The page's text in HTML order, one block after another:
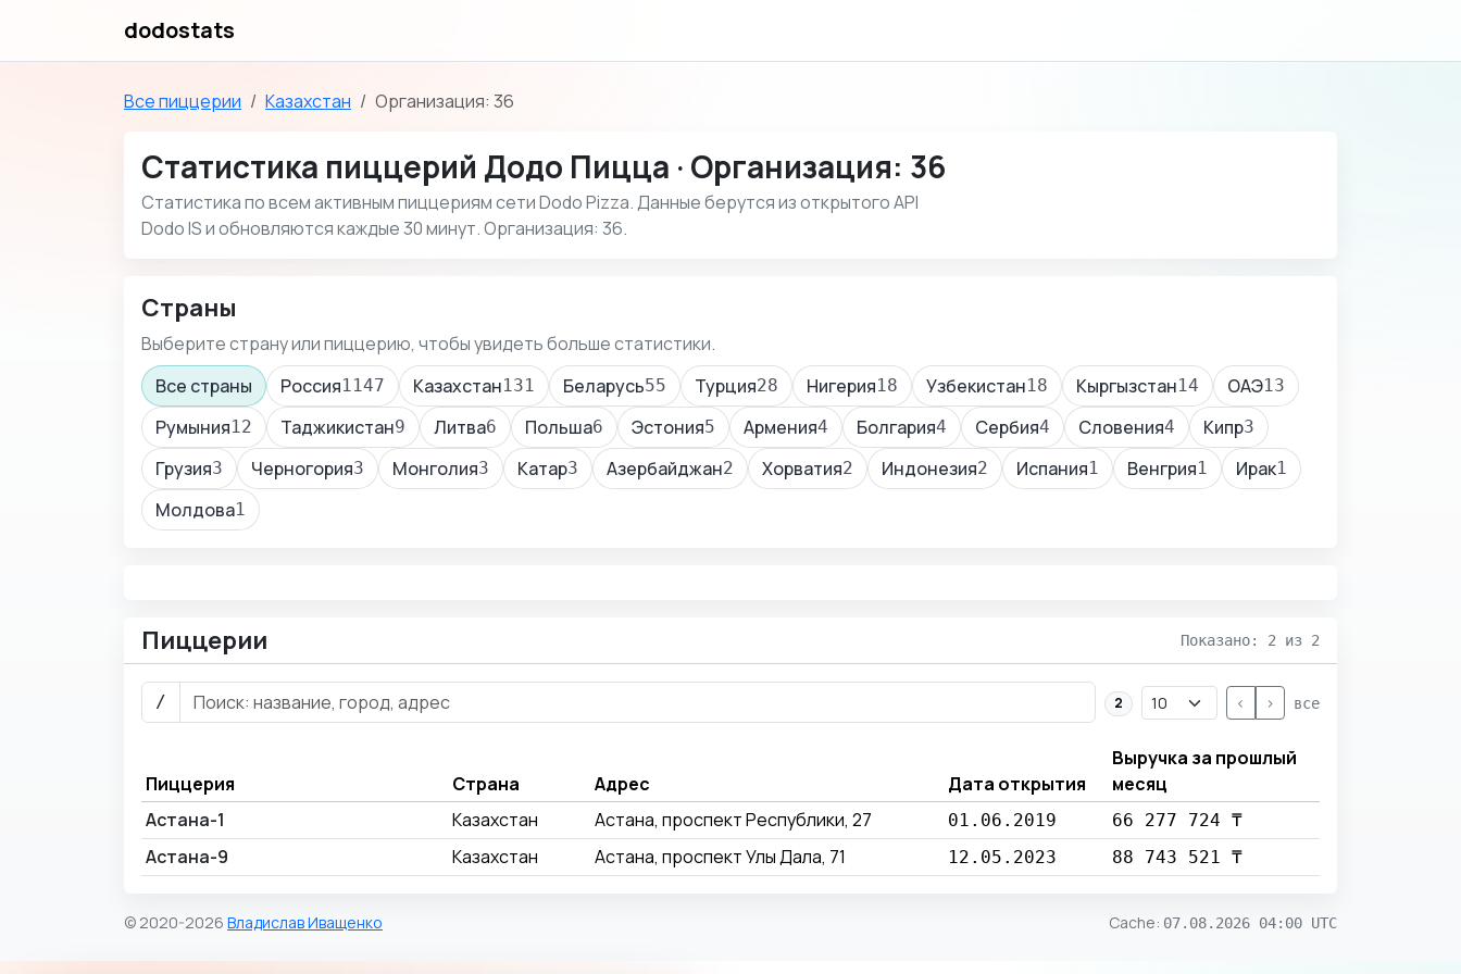
dodostats
Все пиццерии Казахстан Организация: 36
Статистика пиццерий Додо Пицца · Организация: 36
Статистика по всем активным пиццериям сети Dodo Pizza. Данные берутся из открытого API
Dodo IS и обновляются каждые 30 минут. Организация: 36.
Страны
Выберите страну или пиццерию, чтобы увидеть больше статистики.
Все страны
Россия1147 Казахстан131 Беларусь55 Турция28 Нигерия18 Узбекистан18 Кыргызстан14 ОАЭ13
Румыния12 Таджикистан9 Литва6 Польша6 Эстония5 Армения4 Болгария4 Сербия4 Словения4 Кипр3
Грузия3 Черногория3 Монголия3 Катар3 Азербайджан2 Хорватия2 Индонезия2 Испания1 Венгрия1 Ирак1
Молдова1
Пиццерии Показано: 2 из 2
/ 2 < > все
Пиццерия Страна Адрес Дата открытия
Выручка за прошлый
месяц
Астана-1
Казахстан Астана, проспект Республики, 27 01.06.2019 66 277 724 ₸
Астана-9 Казахстан Астана, проспект Улы Дала, 71 12.05.2023 88 743 521 ₸
© 2020-2026 Владислав Иващенко Cache: 07.08.2026 04:00 UTC